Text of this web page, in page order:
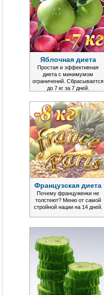
Яблочная диета
Простая и эффективная
диета с минимумом
ограничений. Сбрасывается
до 7 кг за 7 дней.
Французская диета
Почему француженки не
толстеют? Меню от самой
стройной нации на 14 дней.